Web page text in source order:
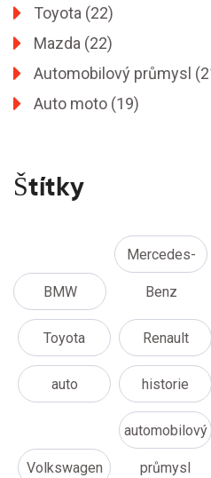
Toyota (22)
Mazda (22)
Automobilový průmysl
Auto moto (19)
Štítky
BMW
Mercedes-
Benz
Toyota Renault
auto historie
Volkswagen
automobilový
průmysl